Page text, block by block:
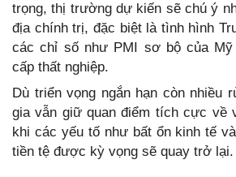
trọng, thị trường dự kiến sẽ chú ý
địa chính trị, đặc biệt là tình hình
các chỉ số như PMI sơ bộ của
cấp thất nghiệp.
Dù triển vọng ngắn hạn còn nhiều
gia vẫn giữ quan điểm tích cực về
khi các yếu tố như bất ổn kinh tế
tiền tệ được kỳ vọng sẽ quay trở lại.